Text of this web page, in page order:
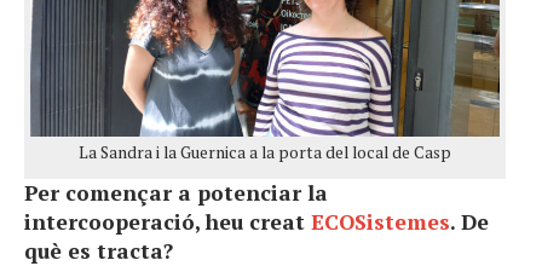
La Sandra i la Guernica a la porta del local de Casp
Per començar a potenciar la
intercooperació, heu creat ECOSistemes. De
què es tracta?